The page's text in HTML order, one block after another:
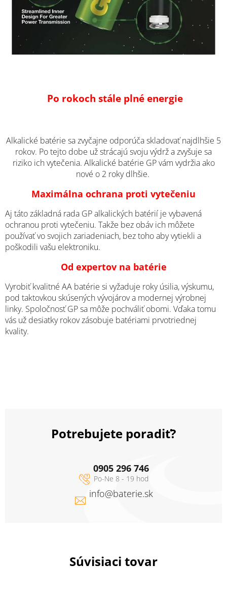
Súvisiaci tovar
Po rokoch stále plné energie
Alkalické batérie sa zvyčajne odporúča skladovať najdlhšie 5
rokov. Po tejto dobe už strácajú svoju výdrž a zvyšuje sa
riziko ich vytečenia. Alkalické batérie GP vám vydržia ako
nové o 2 roky dlhšie.
Maximálna ochrana proti vytečeniu
Aj tátozákladná rada GP alkalických batérií je vybavená
ochranou proti vytečeniu. Takže bez obáv ich môžete
používať vo svojich zariadeniach, bez toho aby vytiekli a
poškodili vašu elektroniku.
Od expertov na batérie
Vyrobiť kvalitné AA batérie si vyžaduje roky úsilia, výskumu,
pod taktovkou skúsených vývojárov a modernej výrobnej
linky. Spoločnosť GP sa môže pochváliť obomi. Vďaka tomu
vás už desiatky rokov zásobuje batériami prvotriednej
kvality.
Potrebujete poradiť?
info@baterie.sk
0905 296 746